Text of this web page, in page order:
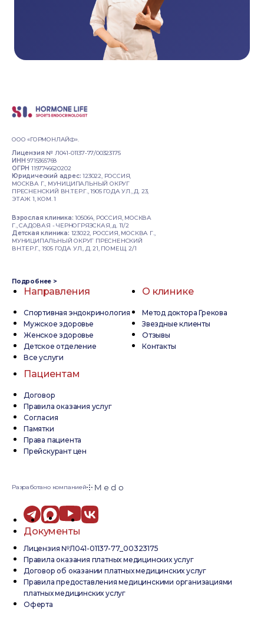
ООО «ГОРМОНЛАЙФ».
Лицензия № Л041-01137-77/00323175
ИНН 9715365768
ОГРН 1197746620202
Юридический адрес:123022, РОССИЯ,
МОСКВА Г., МУНИЦИПАЛЬНЫЙ ОКРУГ
ПРЕСНЕНСКИЙ ВН.ТЕР.Г., 1905 ГОДА УЛ., Д. 23,
ЭТАЖ 1, КОМ. 1
Взрослая клиника: 105064, РОССИЯ, МОСКВА
Г., САДОВАЯ - ЧЕРНОГРЯЗСКАЯ, д. 11/2
Детская клиника: 123022, РОССИЯ, МОСКВА Г.,
МУНИЦИПАЛЬНЫЙ ОКРУГ ПРЕСНЕНСКИЙ
ВН.ТЕР.Г., 1905 ГОДА УЛ., Д. 21, ПОМЕЩ. 2/1
Подробнее >
Направления
Спортивная эндокринология
Мужское здоровье
Женское здоровье
Детское отделение
Все услуги
О клинике
Метод доктора Грекова
Звездные клиенты
Отзывы
Контакты
Пациентам
Договор
Правила оказания услуг
Согласия
Памятки
Права пациента
Прейскурант цен
Разработано компанией
Документы
Лицензия №Л041-01137-77_00323175
Правила оказания платных медицинских услуг
Договор об оказании платных медицинских услуг
Правила предоставления медицинскими организациями
платных медицинских услуг
Оферта